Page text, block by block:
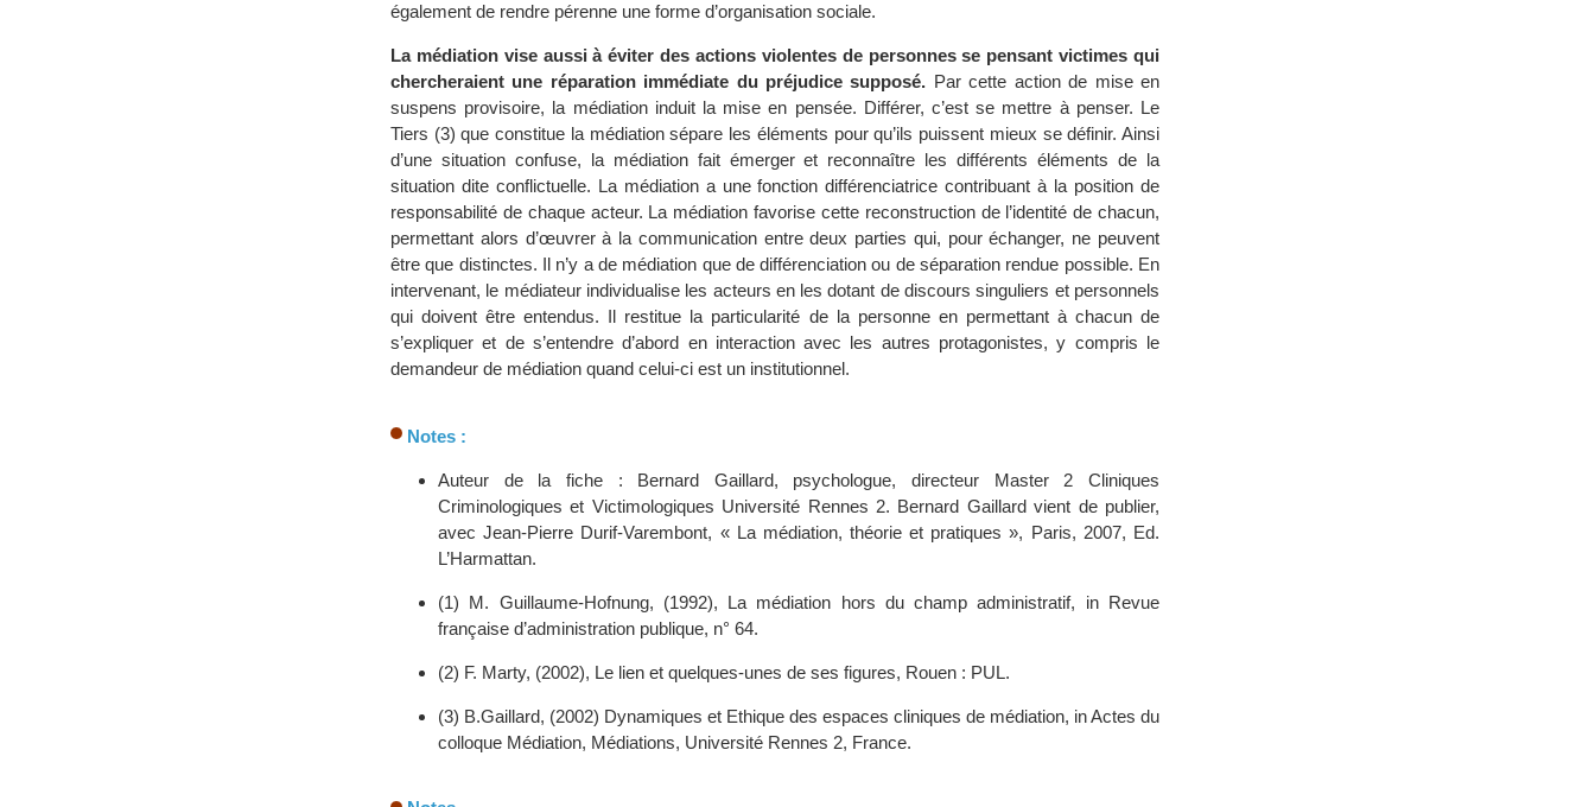
également de rendre pérenne une forme d’organisation sociale.
La médiation vise aussi à éviter des actions violentes de personnes se pensant victimes qui
chercheraient une réparation immédiate du préjudice supposé. Par cette action de mise en
suspens provisoire, la médiation induit la mise en pensée. Différer, c’est se mettre à penser. Le
Tiers (3) que constitue la médiation sépare les éléments pour qu’ils puissent mieux se définir. Ainsi
d’une situation confuse, la médiation fait émerger et reconnaître les différents éléments de la
situation dite conflictuelle. La médiation a une fonction différenciatrice contribuant à la position de
responsabilité de chaque acteur. La médiation favorise cette reconstruction de l’identité de chacun,
permettant alors d’œuvrer à la communication entre deux parties qui, pour échanger, ne peuvent
être que distinctes. Il n’y a de médiation que de différenciation ou de séparation rendue possible. En
intervenant, le médiateur individualise les acteurs en les dotant de discours singuliers et personnels
qui doivent être entendus. Il restitue la particularité de la personne en permettant à chacun de
s’expliquer et de s’entendre d’abord en interaction avec les autres protagonistes, y compris le
demandeur de médiation quand celui-ci est un institutionnel.
Notes :
Auteur de la fiche : Bernard Gaillard, psychologue, directeur Master 2 Cliniques
Criminologiques et Victimologiques Université Rennes 2. Bernard Gaillard vient de publier,
avec Jean-Pierre Durif-Varembont, « La médiation, théorie et pratiques », Paris, 2007, Ed.
L’Harmattan.
(1) M. Guillaume-Hofnung, (1992), La médiation hors du champ administratif, in Revue
française d’administration publique, n° 64.
(2) F. Marty, (2002), Le lien et quelques-unes de ses figures, Rouen : PUL.
(3) B.Gaillard, (2002) Dynamiques et Ethique des espaces cliniques de médiation, in Actes du
colloque Médiation, Médiations, Université Rennes 2, France.